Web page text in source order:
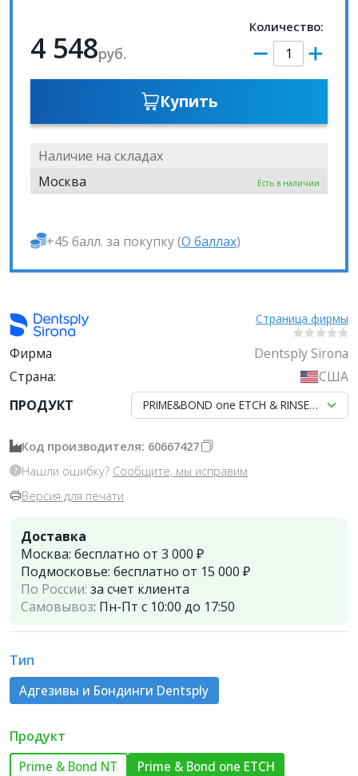
4 548руб.
Количество:
Купить
Наличие на складах
Москва
Есть в наличии
+45 балл. за покупку (О баллах)
Страница фирмы
Фирма
Dentsply Sirona
Страна:
США
ПРОДУКТ
PRIME&BOND one ETCH & RINSE 3,5мл,
Код производителя: 60667427
Нашли ошибку? Сообщите, мы исправим
Версия для печати
Доставка
Москва: бесплатно от 3 000 ₽
Подмосковье: бесплатно от 15 000 ₽
По России: за счет клиента
Самовывоз: Пн-Пт с 10:00 до 17:50
Тип
Адгезивы и Бондинги Dentsply
Продукт
Prime & Bond NT
Prime & Bond one ETCH